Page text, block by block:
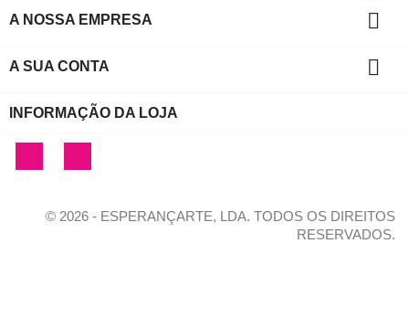
A NOSSA EMPRESA 
A SUA CONTA 
INFORMAÇÃO DA LOJA
© 2026 - ESPERANÇARTE, LDA. TODOS OS DIREITOS
RESERVADOS.